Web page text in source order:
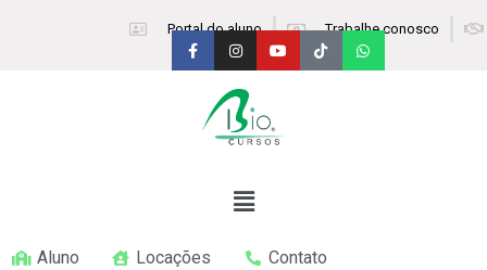
Portal do aluno Trabalhe conosco
Aluno Locações Contato